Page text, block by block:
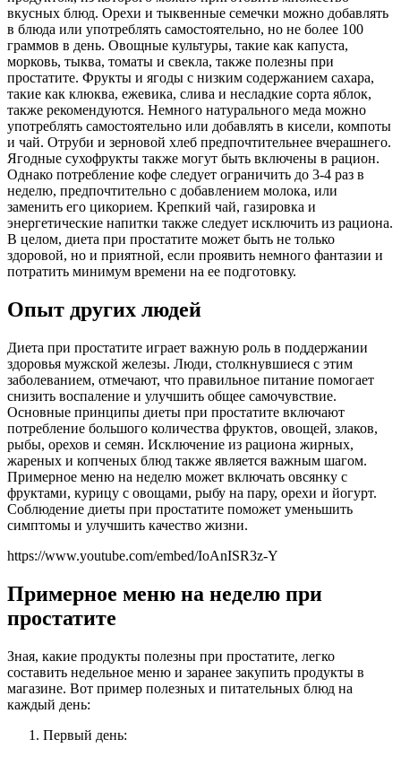
вкусных блюд. Орехи и тыквенные семечки можно добавлять
в блюда или употреблять самостоятельно, но не более 100
граммов в день. Овощные культуры, такие как капуста,
морковь, тыква, томаты и свекла, также полезны при
простатите. Фрукты и ягоды с низким содержанием сахара,
такие как клюква, ежевика, слива и несладкие сорта яблок,
также рекомендуются. Немного натурального меда можно
употреблять самостоятельно или добавлять в кисели, компоты
и чай. Отруби и зерновой хлеб предпочтительнее вчерашнего.
Ягодные сухофрукты также могут быть включены в рацион.
Однако потребление кофе следует ограничить до 3-4 раз в
неделю, предпочтительно с добавлением молока, или
заменить его цикорием. Крепкий чай, газировка и
энергетические напитки также следует исключить из рациона.
В целом, диета при простатите может быть не только
здоровой, но и приятной, если проявить немного фантазии и
потратить минимум времени на ее подготовку.
Опыт других людей
Диета при простатите играет важную роль в поддержании
здоровья мужской железы. Люди, столкнувшиеся с этим
заболеванием, отмечают, что правильное питание помогает
снизить воспаление и улучшить общее самочувствие.
Основные принципы диеты при простатите включают
потребление большого количества фруктов, овощей, злаков,
рыбы, орехов и семян. Исключение из рациона жирных,
жареных и копченых блюд также является важным шагом.
Примерное меню на неделю может включать овсянку с
фруктами, курицу с овощами, рыбу на пару, орехи и йогурт.
Соблюдение диеты при простатите поможет уменьшить
симптомы и улучшить качество жизни.
https://www.youtube.com/embed/IoAnISR3z-Y
Примерное меню на неделю при
простатите
Зная, какие продукты полезны при простатите, легко
составить недельное меню и заранее закупить продукты в
магазине. Вот пример полезных и питательных блюд на
каждый день:
Первый день: